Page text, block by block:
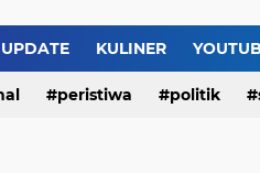
KULINER
peristiwa politik